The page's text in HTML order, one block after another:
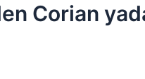
Corian